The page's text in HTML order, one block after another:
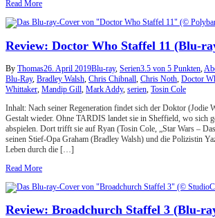
Read More
Review: Doctor Who Staffel 11 (Blu-
By Thomas26. April 2019Blu-ray, Serien3.5 von 5 Punkten
Blu-Ray, Bradley Walsh Chris Chibnall Chris Noth Doctor
Whittaker Mandip Gill Mark Addy, serien Tosin Cole
Inhalt: Nach seiner Regeneration findet sich der Doktor (Jodie
Gestalt wieder. Ohne TARDIS landet sie in Sheffield, wo sich
abspielen. Dort trifft sie auf Ryan (Tosin Cole, „Star Wars –
seinen Stief-Opa Graham (Bradley Walsh) und die Polizistin
Leben durch die […]
Read More
Review: Broadchurch Staffel 3 (Blu-